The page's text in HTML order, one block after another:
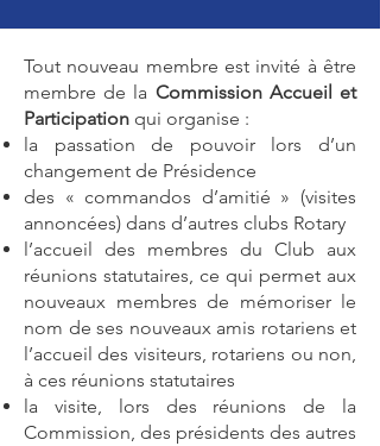
Tout nouveau membre est invité à être
membre de la Commission Accueil et
Participation qui organise :
la passation de pouvoir lors d’un
changement de Présidence
des « commandos d’amitié » (visites
annoncées) dans d’autres clubs Rotary
l’accueil des membres du Club aux
réunions statutaires, ce qui permet aux
nouveaux membres de mémoriser le
nom de ses nouveaux amis rotariens et
l’accueil des visiteurs, rotariens ou non,
à ces réunions statutaires
la visite, lors des réunions de la
Commission, des présidents des autres